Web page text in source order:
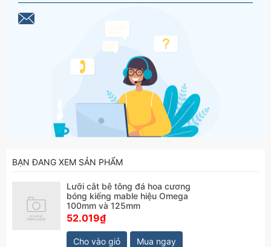
BẠN ĐANG XEM SẢN PHẨM
Lưỡi cắt bê tông đá hoa cương
bóng kiếng mable hiệu Omega
100mm và 125mm
52.019₫
Cho vào giỏ Mua ngay